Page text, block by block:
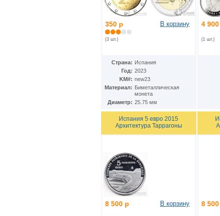
350 р
(3 шт.)
В корзину
Страна: Испания
Год: 2023
KM#: new23
Материал: Биметаллическая
монета
Диаметр: 25.75 мм
4
(1 шт.)
Испания 5 евро 2015
Архитектура Таррагоны
8 500 р В корзину 8